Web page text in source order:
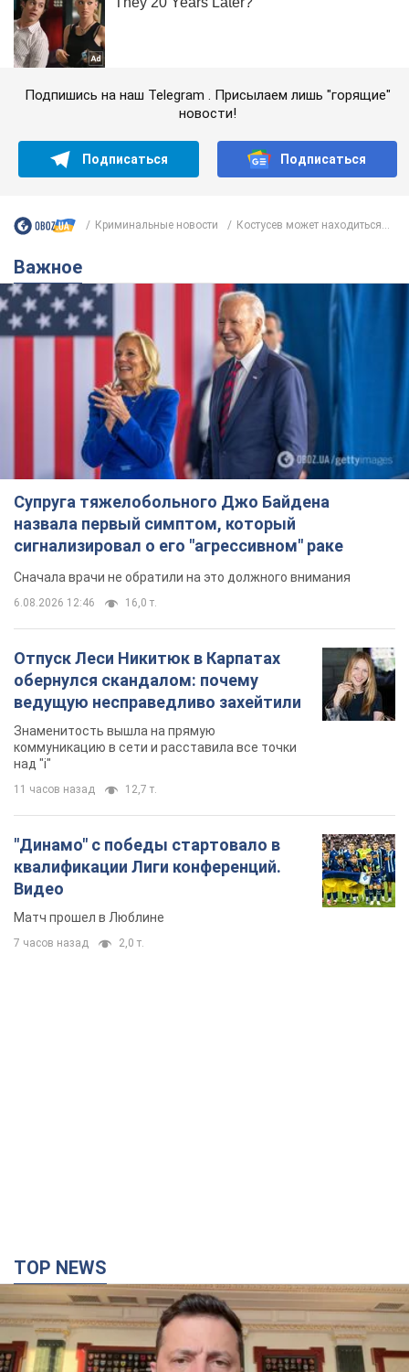
Подпишись на наш Telegram . Присылаем лишь "горящие"
новости!
Подписаться Подписаться
Криминальные новости Костусев может находиться...
Важное
Супруга тяжелобольного Джо Байдена
назвала первый симптом, который
сигнализировал о его "агрессивном" раке
Сначала врачи не обратили на это должного внимания
6.08.2026 12:46 16,0 т.
Отпуск Леси Никитюк в Карпатах
обернулся скандалом: почему
ведущую несправедливо захейтили
Знаменитость вышла на прямую
коммуникацию в сети и расставила все точки
над "i"
11 часов назад 12,7 т.
"Динамо" с победы стартовало в
квалификации Лиги конференций.
Видео
Матч прошел в Люблине
7 часов назад 2,0 т.
TOP NEWS